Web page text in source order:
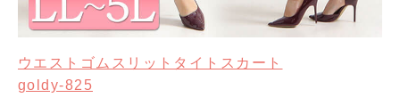
ウエストゴムスリットタイトスカート
goldy-825